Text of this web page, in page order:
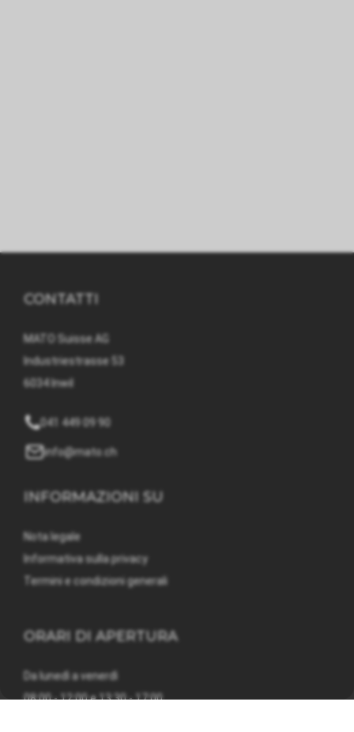
CONTATTI
MATO Suisse AG
Industriestrasse 53
6034 Inwil
041 449 09 90
info@mato.ch
INFORMAZIONI SU
Nota legale
Informativa sulla privacy
Termini e condizioni generali
ORARI DI APERTURA
Da lunedì a venerdì
08:00 - 12:00 e 13:30 - 17:00